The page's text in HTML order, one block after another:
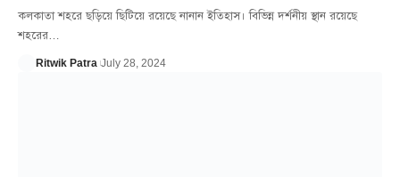
কলকাতা শহরে ছড়িয়ে ছিটিয়ে রয়েছে নানান ইতিহাস। বিভিন্ন দর্শনীয় স্থান রয়েছে
শহরের…
Ritwik Patra July 28, 2024